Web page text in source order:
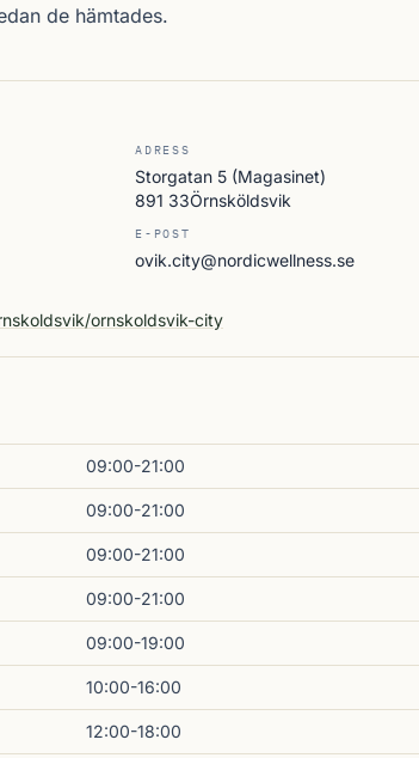
de hämtades.
ADRESS
Storgatan 5 (Magasinet)
891 33Örnsköldsvik
E-POST
ovik.city@nordicwellness.se
ornskoldsvik-city
09:00-21:00
09:00-21:00
09:00-21:00
09:00-21:00
09:00-19:00
10:00-16:00
12:00-18:00